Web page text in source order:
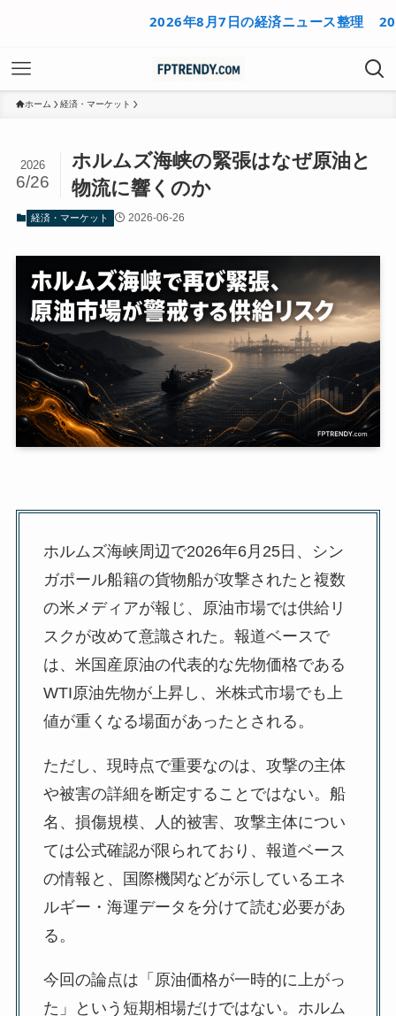
2026年8月7日の経済ニュース整理 2026年8
ホーム 経済・マーケット
ホルムズ海峡の緊張はなぜ原油と
物流に響くのか
2026
6/26
経済・マーケット 2026-06-26
ホルムズ海峡周辺で2026年6月25日、シン
ガポール船籍の貨物船が攻撃されたと複数
の米メディアが報じ、原油市場では供給リ
スクが改めて意識された。報道ベースで
は、米国産原油の代表的な先物価格である
WTI原油先物が上昇し、米株式市場でも上
値が重くなる場面があったとされる。
ただし、現時点で重要なのは、攻撃の主体
や被害の詳細を断定することではない。船
名、損傷規模、人的被害、攻撃主体につい
ては公式確認が限られており、報道ベース
の情報と、国際機関などが示しているエネ
ルギー・海運データを分けて読む必要があ
る。
今回の論点は「原油価格が一時的に上がっ
た」という短期相場だけではない。ホルム